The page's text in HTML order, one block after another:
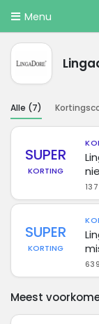
Menu
Alle (7)
SUPER
KORTING
SUPER
KORTING
Meest